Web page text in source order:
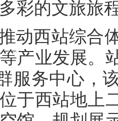
彩的文旅旅
动西站综合
产业发展。
服务中心，
于西站地上